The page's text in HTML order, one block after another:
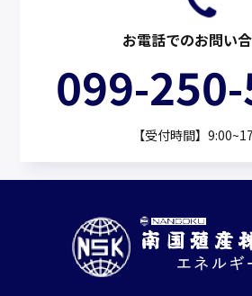
お電話でのお問い
099-
【受付時間】